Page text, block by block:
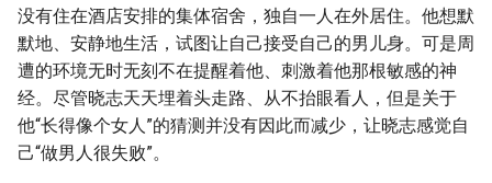
没有住在酒店安排的集体宿舍，独自一人在外居住。他想默
默地、安静地生活，试图让自己接受自己的男儿身。可是周
遭的环境无时无刻不在提醒着他、刺激着他那根敏感的神
经。尽管晓志天天埋着头走路、从不抬眼看人，但是关于
他“长得像个女人”的猜测并没有因此而减少，让晓志感觉自
己“做男人很失败”。